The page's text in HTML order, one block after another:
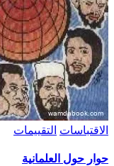
الاقتباسات التقييمات
حوار حول العلمانية